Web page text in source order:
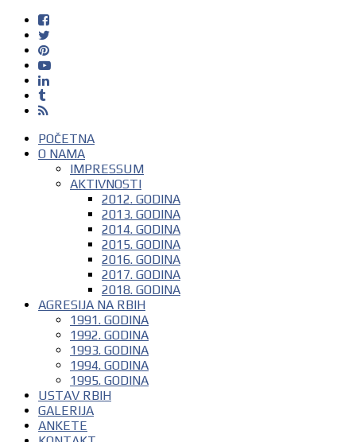
POČETNA
O NAMA
IMPRESSUM
AKTIVNOSTI
2012. GODINA
2013. GODINA
2014. GODINA
2015. GODINA
2016. GODINA
2017. GODINA
2018. GODINA
AGRESIJA NA RBIH
1991. GODINA
1992. GODINA
1993. GODINA
1994. GODINA
1995. GODINA
USTAV RBIH
GALERIJA
ANKETE